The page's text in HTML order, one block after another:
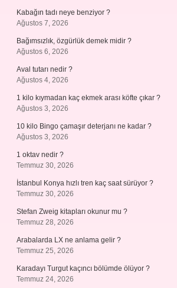
Kabağın tadı neye benziyor ?
Ağustos 7, 2026
Bağımsızlık, özgürlük demek midir ?
Ağustos 6, 2026
Aval tutarı nedir ?
Ağustos 4, 2026
1 kilo kıymadan kaç ekmek arası köfte çıkar ?
Ağustos 3, 2026
10 kilo Bingo çamaşır deterjanı ne kadar ?
Ağustos 3, 2026
1 oktav nedir ?
Temmuz 30, 2026
İstanbul Konya hızlı tren kaç saat sürüyor ?
Temmuz 30, 2026
Stefan Zweig kitapları okunur mu ?
Temmuz 28, 2026
Arabalarda LX ne anlama gelir ?
Temmuz 25, 2026
Karadayı Turgut kaçıncı bölümde ölüyor ?
Temmuz 24, 2026